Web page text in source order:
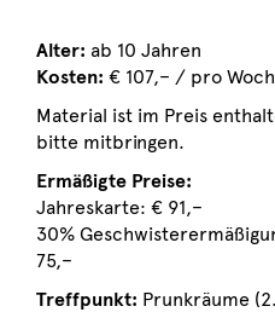
Alter: ab 10 Jahren
Kosten: € 107,– / pro
Material ist im Preis
bitte mitbringen.
Ermäßigte Preise:
Jahreskarte: € 91,–
30%
75,–
Treffpunkt: Prunkräume